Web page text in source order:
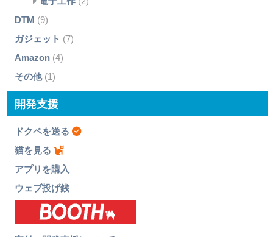
DTM (9)
ガジェット (7)
Amazon(4)
その他(1)
開発支援
ドクペを送る
猫を見る
アプリを購入
ウェブ投げ銭